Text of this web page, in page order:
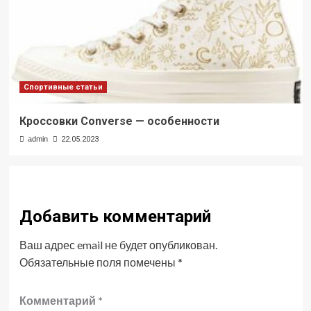
Спортивные статьи
Кроссовки Converse — особенности
admin 22.05.2023
Добавить комментарий
Ваш адрес email не будет опубликован.
Обязательные поля помечены *
Комментарий *